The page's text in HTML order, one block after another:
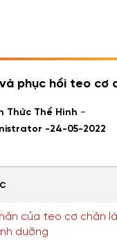
phục hồi teo cơ
Thức Thể Hình -
-24-05-2022
của teo cơ chân
dưỡng